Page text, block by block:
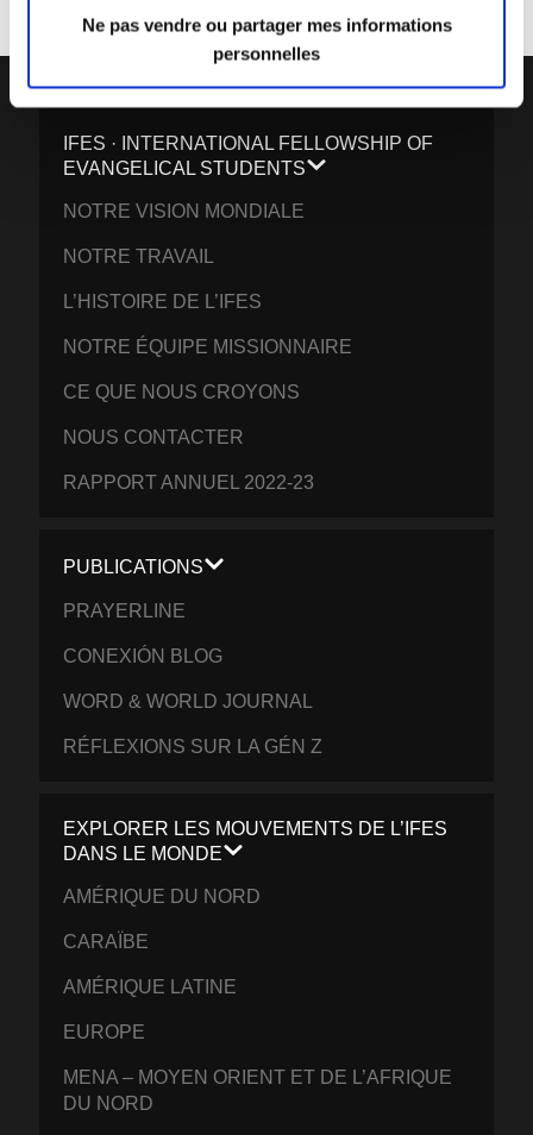
Ne pas vendre ou partager mes informations
personnelles
IFES · INTERNATIONAL FELLOWSHIP OF
EVANGELICAL STUDENTS
NOTRE VISION MONDIALE
NOTRE TRAVAIL
L’HISTOIRE DE L’IFES
NOTRE ÉQUIPE MISSIONNAIRE
CE QUE NOUS CROYONS
NOUS CONTACTER
RAPPORT ANNUEL 2022-23
PUBLICATIONS
PRAYERLINE
CONEXIÓN BLOG
WORD & WORLD JOURNAL
RÉFLEXIONS SUR LA GÉN Z
EXPLORER LES MOUVEMENTS DE L’IFES
DANS LE MONDE
AMÉRIQUE DU NORD
CARAÏBE
AMÉRIQUE LATINE
EUROPE
MENA – MOYEN ORIENT ET DE L’AFRIQUE
DU NORD